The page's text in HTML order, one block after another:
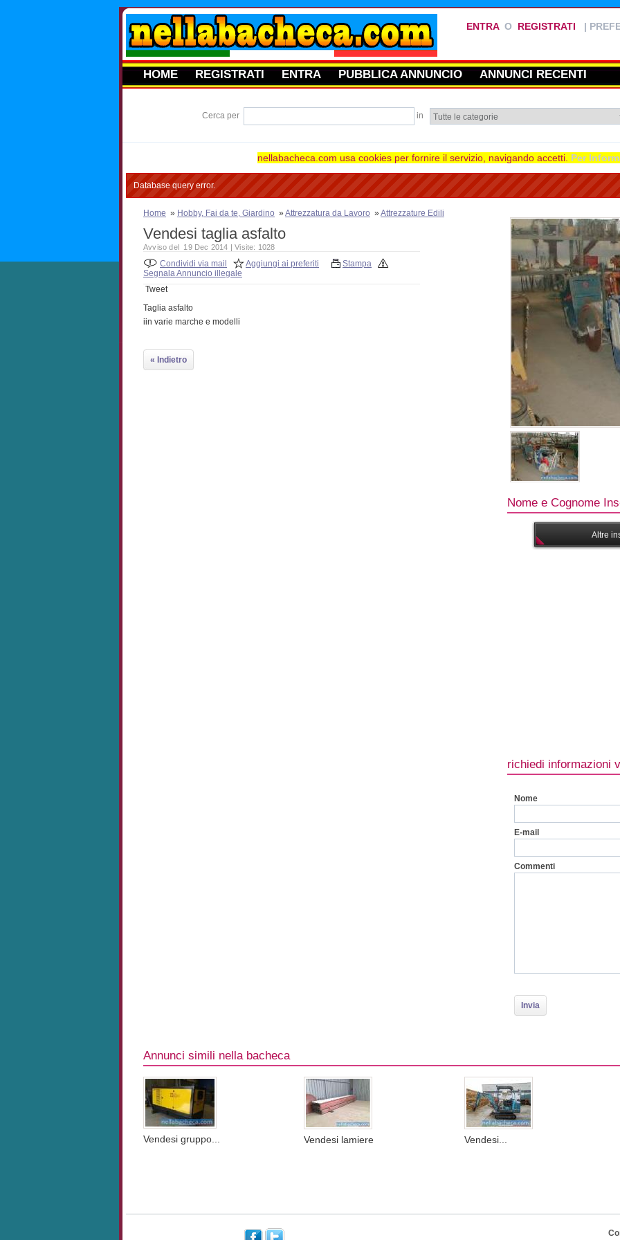
ENTRAO REGISTRATI |
HOME REGISTRATI ENTRA PUBBLICA ANNUNCIO ANNUNCI RECENTI
Cerca per in
nellabacheca.com usa cookies per fornire il servizio, navigando accetti. Per
Database query error.
Home » Hobby, Fai da te, Giardino »Attrezzatura da Lavoro »Attrezzature Edili
Vendesi taglia asfalto
Avviso del 19 Dec 2014 | Visite: 1028
Condividi via mail Aggiungi ai preferiti
Stampa
Segnala Annuncio illegale
Tweet
Taglia asfalto
iin varie marche e modelli
« Indietro
Nome e Cognome
Altre
richiedi informazioni
Nome
E-mail
Commenti
Annunci simili nella bacheca
Vendesi gruppo... Vendesi lamiere Vendesi...